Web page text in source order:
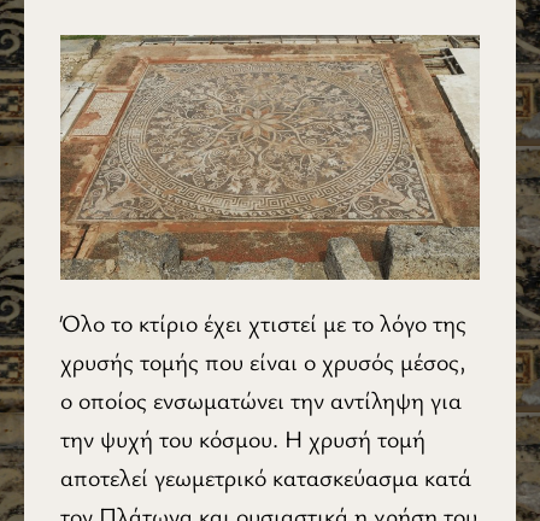
Όλο το κτίριο έχει χτιστεί με το λόγο της
χρυσής τομής που είναι ο χρυσός μέσος,
ο οποίος ενσωματώνει την αντίληψη για
την ψυχή του κόσμου. Η χρυσή τομή
αποτελεί γεωμετρικό κατασκεύασμα κατά